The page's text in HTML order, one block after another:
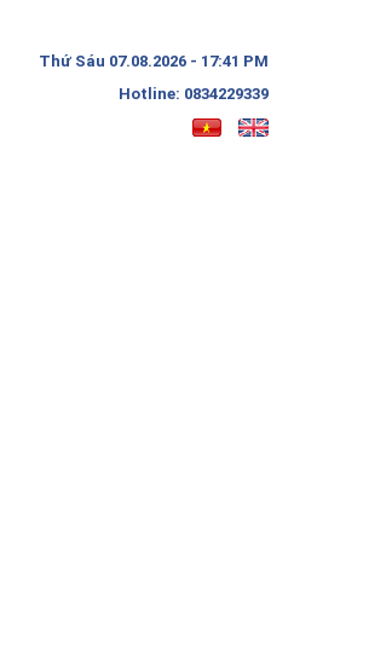
Thứ Sáu 07.08.2026 - 17:41 PM
Hotline: 0834229339